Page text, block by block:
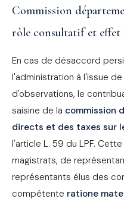
Commission
rôle consultatif et effet
En cas de désaccord
l'administration à l'issue
d'observations, le
saisine de la commission
directs et des taxes sur
l'article L. 59 du LPF.
magistrats, de
représentants élus des
compétente ratione